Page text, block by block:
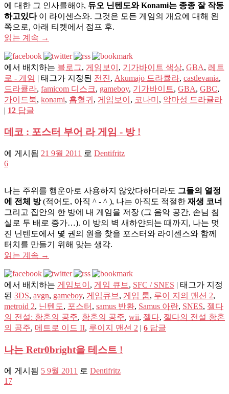
에 대한 그 인사를해야, 듀오 닌텐도와 Konami는 종종 잘 작동
하고있다이 라이센스와. 그것은 모든 게임의 개요에 대해 왼
쪽으로, 아래 티켓에서 점프 후.
읽는 계속 →
에서 배치하는 블로그, 게임보이 , 기가바이트 색상, GBA, 레트
로 - 게임 | 태그가 지정된 전진 , Akumajō 드라큘라, castlevania,
드라큘라, famicom 디스크, gameboy, 기가바이트 , GBA, GBC,
가이드북, konami, 흡혈귀 , 게임보이 , 코나미 , 악마성 드라큘라
| 12 답글
데코 : 포스터 부어 라 게임 - ​​방 !
에 게시됨 21 9월 2011 로 Dentifritz
6
나는 주위를 행운아로 사용하지 않았다하더라도 그들의 열정
에 전체 방(적어도, 아직 ^ - ^ ), 나는 아직도 적절한 재생 코너
그리고 집안의 한 방에 내 게임을 저장 (그 음악 공간, 손님 침
실로 두 배로 증가…). 이 방의 벽 새하얀되는 때까지, 나는 멋
진 닌텐도에서 몇 권의 원을 찾을 포스터와 라이센스와 함께
터치를 만들기 위해 맞는 생각.
읽는 계속 →
에서 배치하는 게임보이 , 게임 큐브 , SFC / SNES | 태그가 지정
된 3DS, avgn, gameboy, 게임큐브 , 게임 룸, 루이 지의 맨션 2,
metroid 2, 닌텐도, 포스터 , samus 반환, Samus 아란, SNES, 젤다
의 전설: 황혼의 공주, 황혼의 공주, wii, 젤다, 젤다의 전설 황혼
의 공주, 메트로 이드 II, 루이지 맨션 2 | 6 답글
나는 Retr0bright을 테스트 !
에 게시됨 5 9월 2011 로 Dentifritz
17